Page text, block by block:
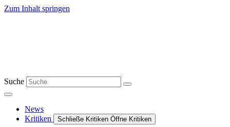
Zum Inhalt springen
Suche
News
Kritiken
Schließe Kritiken Öffne Kritiken